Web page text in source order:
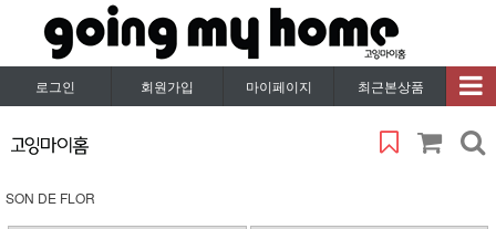
로그인 회원가입 마이페이지 최근본상품
SON DE FLOR